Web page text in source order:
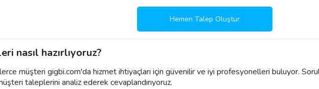
Hemen Talep Oluştur
nasıl hazırlıyoruz?
müşteri gigbi.com'da hizmet ihtiyaçları için güvenilir ve iyi profesyonelleri buluyor.
taleplerini analiz ederek cevaplandırıyoruz.